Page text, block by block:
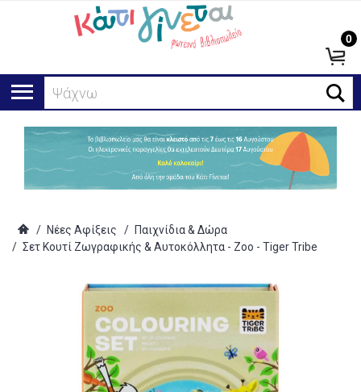
Ψάχνω για.
0
/ Νέες Αφίξεις / Παιχνίδια & Δώρα
/ Σετ Κουτί Ζωγραφικής & Αυτοκόλλητα - Zoo - Tiger Tribe